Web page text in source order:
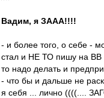
Вадим, я ЗААА!!!!
- и более того, о себе -
стал и НЕ ТО пишу на ВВ
то надо делать и
- что бы и дальше не
я себя ... лично ((((....